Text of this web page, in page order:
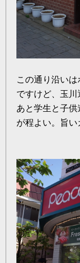
この通り沿い
ですけど、玉川
あと学生と子
が程よい。旨い